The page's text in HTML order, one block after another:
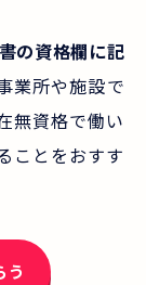
の資格欄に記
業所や施設で
無資格で働い
ことをおすす
う